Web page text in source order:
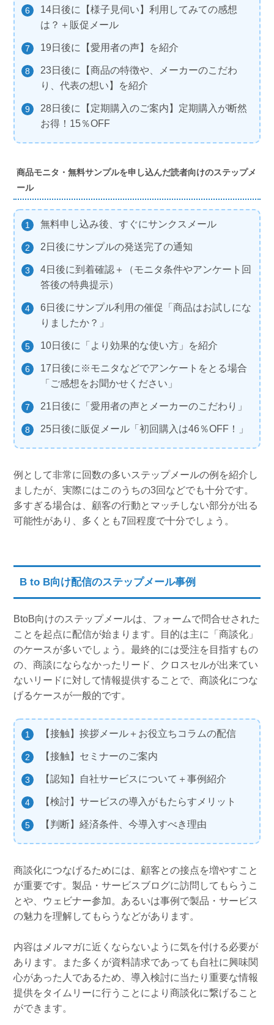
14日後に【様子見伺い】利用してみての感想
は？＋販促メール
19日後に【愛用者の声】を紹介
23日後に【商品の特徴や、メーカーのこだわ
り、代表の想い】を紹介
28日後に【定期購入のご案内】定期購入が断然
お得！15％OFF
商品モニタ・無料サンプルを申し込んだ読者向けのステップメ
ール
無料申し込み後、すぐにサンクスメール
2日後にサンプルの発送完了の通知
4日後に到着確認＋（モニタ条件やアンケート回
答後の特典提示）
6日後にサンプル利用の催促「商品はお試しにな
りましたか？」
10日後に「より効果的な使い方」を紹介
17日後に※モニタなどでアンケートをとる場合
「ご感想をお聞かせください」
21日後に「愛用者の声とメーカーのこだわり」
25日後に販促メール「初回購入は46％OFF！」
例として非常に回数の多いステップメールの例を紹介し
ましたが、実際にはこのうちの3回などでも十分です。
多すぎる場合は、顧客の行動とマッチしない部分が出る
可能性があり、多くとも7回程度で十分でしょう。
B to B向け配信のステップメール事例
BtoB向けのステップメールは、フォームで問合せされた
ことを起点に配信が始まります。目的は主に「商談化」
のケースが多いでしょう。最終的には受注を目指すもの
の、商談にならなかったリード、クロスセルが出来てい
ないリードに対して情報提供することで、商談化につな
げるケースが一般的です。
【接触】挨拶メール＋お役立ちコラムの配信
【接触】セミナーのご案内
【認知】自社サービスについて＋事例紹介
【検討】サービスの導入がもたらすメリット
【判断】経済条件、今導入すべき理由
商談化につなげるためには、顧客との接点を増やすこと
が重要です。製品・サービスブログに訪問してもらうこ
とや、ウェビナー参加。あるいは事例で製品・サービス
の魅力を理解してもらうなどがあります。
内容はメルマガに近くならないように気を付ける必要が
あります。また多くが資料請求であっても自社に興味関
心があった人であるため、導入検討に当たり重要な情報
提供をタイムリーに行うことにより商談化に繋げること
ができます。